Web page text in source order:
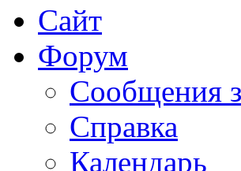
Сайт
Форум
Сообщения
Справка
Календарь